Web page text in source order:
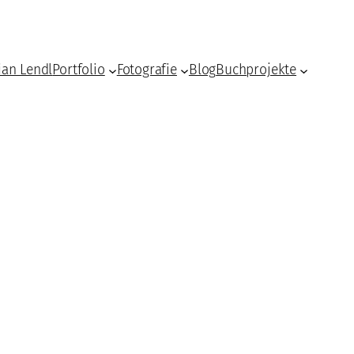
LendlPortfolio Fotografie BlogBuchprojekte